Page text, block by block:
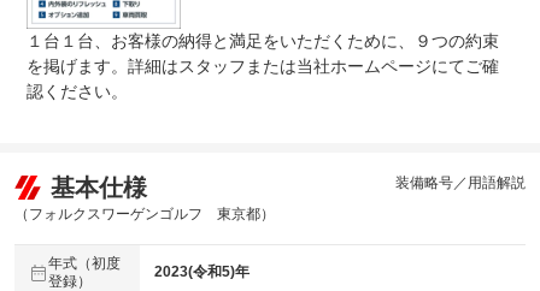
１台１台、お客様の納得と満足をいただくために、９つの約束
を掲げます。詳細はスタッフまたは当社ホームページにてご確
認ください。
基本仕様
（フォルクスワーゲンゴルフ 東京都）
装備略号／用語解説
年式（初度
登録）
2023(令和5)年